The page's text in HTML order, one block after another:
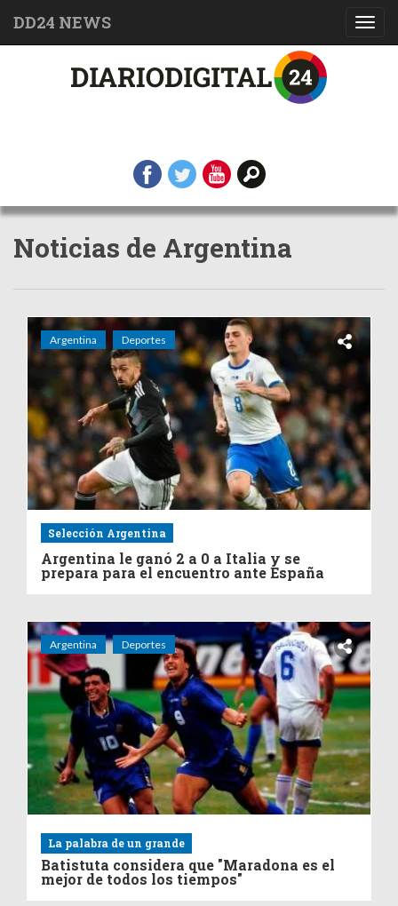
DD24 NEWS
Noticias de Argentina
Argentina Deportes
Selección Argentina
Argentina le ganó 2 a 0 a Italia y se
prepara para el encuentro ante España
Argentina Deportes
La palabra de un grande
Batistuta considera que "Maradona es el
mejor de todos los tiempos"